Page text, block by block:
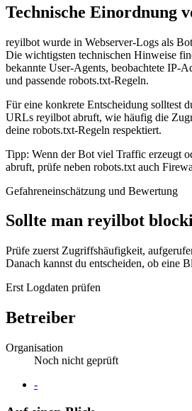
Technische Einordnung
reyilbot wurde in Webserver-Logs als
Die wichtigsten technischen Hinweise
bekannte User-Agents, beobachtete IP-
und passende robots.txt-Regeln.
Für eine konkrete Entscheidung solltest
URLs reyilbot abruft, wie häufig die
deine robots.txt-Regeln respektiert.
Tipp: Wenn der Bot viel Traffic erzeugt
abruft, prüfe neben robots.txt auch
Gefahreneinschätzung und Bewertung
Sollte man reyilbot
Prüfe zuerst Zugriffshäufigkeit,
Danach kannst du entscheiden, ob eine
Erst Logdaten prüfen
Betreiber
Organisation
Noch nicht geprüft
Website
-